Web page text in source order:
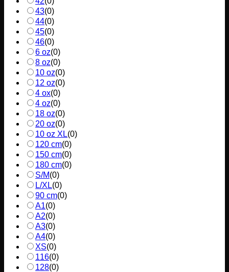
43(0)
44(0)
45(0)
46(0)
6 oz(0)
8 oz(0)
10 oz(0)
12 oz(0)
4 ox(0)
4 oz(0)
18 oz(0)
20 oz(0)
10 oz XL(0)
120 cm(0)
150 cm(0)
180 cm(0)
S/M(0)
L/XL(0)
90 cm(0)
A1(0)
A2(0)
A3(0)
A4(0)
XS(0)
116(0)
128(0)